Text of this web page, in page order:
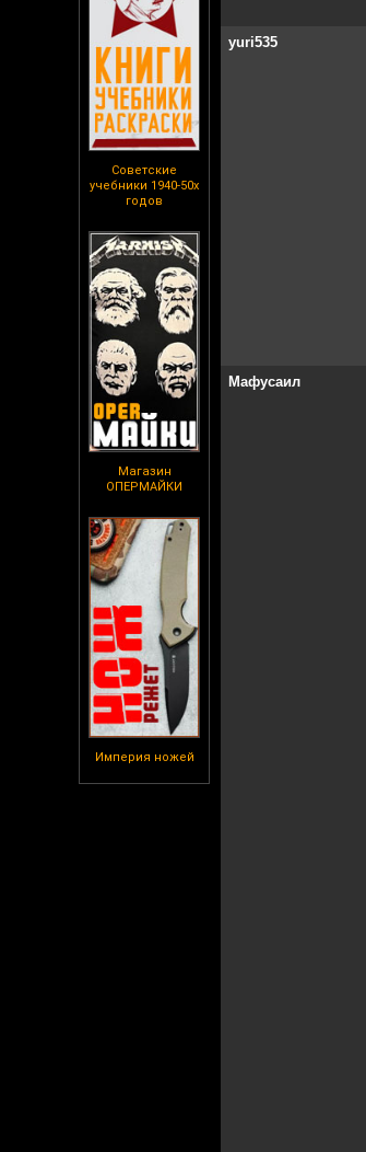
Советские
учебники 1940-50х
годов
Магазин
ОПЕРМАЙКИ
Империя ножей
yuri535
Мафусаил